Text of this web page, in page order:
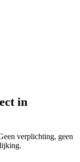
in
verplichting, geen